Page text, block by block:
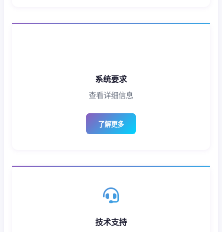
系统要求
查看详细信息
了解更多
技术支持